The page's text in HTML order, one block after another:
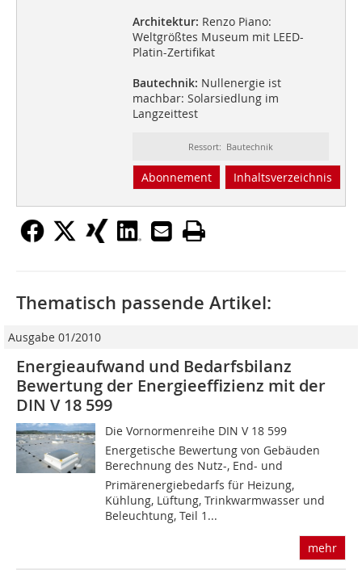
Architektur: Renzo Piano:
Weltgrößtes Museum mit LEED-
Platin-Zertifikat
Bautechnik: Nullenergie ist
machbar: Solarsiedlung im
Langzeittest
Ressort: Bautechnik
Abonnement Inhaltsverzeichnis
Thematisch passende Artikel:
Ausgabe 01/2010
Energieaufwand und Bedarfsbilanz
Bewertung der Energieeffizienz mit der
DIN V 18 599
Die Vornormenreihe DIN V 18 599 
Energetische Bewertung von Gebäuden
Berechnung des Nutz-, End- und
Primärenergiebedarfs für Heizung,
Kühlung, Lüftung, Trinkwarmwasser und
Beleuchtung, Teil 1...
mehr